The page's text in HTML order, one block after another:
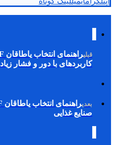
قبلی
کاربردهای با دور و فشار زیاد
بعدی
صنایع غذایی